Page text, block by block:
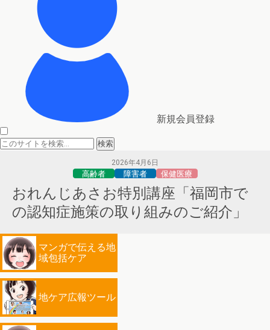
新規会員登録
2026年4月6日
高齢者 障害者 保健医療
おれんじあさお特別講座「福岡市で
の認知症施策の取り組みのご紹介」
マンガで伝える地
域包括ケア
地ケア広報ツール